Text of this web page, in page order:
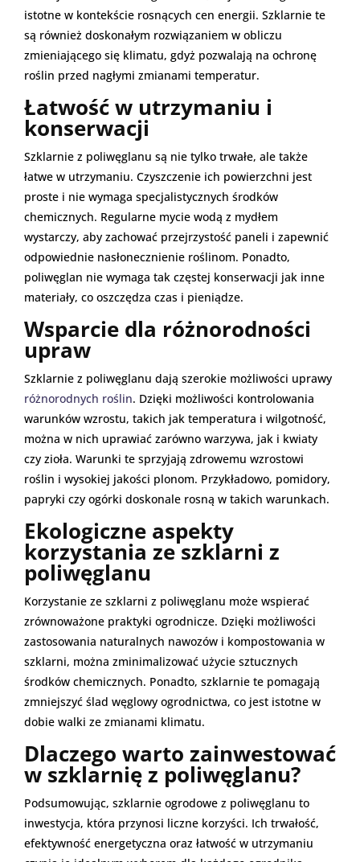
istotne w kontekście rosnących cen energii. Szklarnie te
są również doskonałym rozwiązaniem w obliczu
zmieniającego się klimatu, gdyż pozwalają na ochronę
roślin przed nagłymi zmianami temperatur.
Łatwość w utrzymaniu i
konserwacji
Szklarnie z poliwęglanu są nie tylko trwałe, ale także
łatwe w utrzymaniu. Czyszczenie ich powierzchni jest
proste i nie wymaga specjalistycznych środków
chemicznych. Regularne mycie wodą z mydłem
wystarczy, aby zachować przejrzystość paneli i zapewnić
odpowiednie nasłonecznienie roślinom. Ponadto,
poliwęglan nie wymaga tak częstej konserwacji jak inne
materiały, co oszczędza czas i pieniądze.
Wsparcie dla różnorodności
upraw
Szklarnie z poliwęglanu dają szerokie możliwości uprawy
różnorodnych roślin. Dzięki możliwości kontrolowania
warunków wzrostu, takich jak temperatura i wilgotność,
można w nich uprawiać zarówno warzywa, jak i kwiaty
czy zioła. Warunki te sprzyjają zdrowemu wzrostowi
roślin i wysokiej jakości plonom. Przykładowo, pomidory,
papryki czy ogórki doskonale rosną w takich warunkach.
Ekologiczne aspekty
korzystania ze szklarni z
poliwęglanu
Korzystanie ze szklarni z poliwęglanu może wspierać
zrównoważone praktyki ogrodnicze. Dzięki możliwości
zastosowania naturalnych nawozów i kompostowania w
szklarni, można zminimalizować użycie sztucznych
środków chemicznych. Ponadto, szklarnie te pomagają
zmniejszyć ślad węglowy ogrodnictwa, co jest istotne w
dobie walki ze zmianami klimatu.
Dlaczego warto zainwestować
w szklarnię z poliwęglanu?
Podsumowując, szklarnie ogrodowe z poliwęglanu to
inwestycja, która przynosi liczne korzyści. Ich trwałość,
efektywność energetyczna oraz łatwość w utrzymaniu